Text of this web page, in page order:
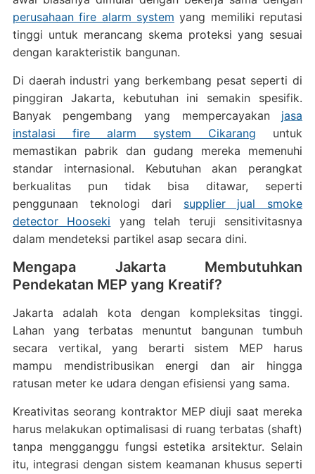
perusahaan fire alarm system yang memiliki reputasi
tinggi untuk merancang skema proteksi yang sesuai
dengan karakteristik bangunan.
Di daerah industri yang berkembang pesat seperti di
pinggiran Jakarta, kebutuhan ini semakin spesifik.
Banyak pengembang yang mempercayakan jasa
instalasi fire alarm system Cikarang untuk
memastikan pabrik dan gudang mereka memenuhi
standar internasional. Kebutuhan akan perangkat
berkualitas pun tidak bisa ditawar, seperti
penggunaan teknologi dari supplier jual smoke
detector Hooseki yang telah teruji sensitivitasnya
dalam mendeteksi partikel asap secara dini.
Mengapa Jakarta Membutuhkan
Pendekatan MEP yang Kreatif?
Jakarta adalah kota dengan kompleksitas tinggi.
Lahan yang terbatas menuntut bangunan tumbuh
secara vertikal, yang berarti sistem MEP harus
mampu mendistribusikan energi dan air hingga
ratusan meter ke udara dengan efisiensi yang sama.
Kreativitas seorang kontraktor MEP diuji saat mereka
harus melakukan optimalisasi di ruang terbatas (shaft)
tanpa mengganggu fungsi estetika arsitektur. Selain
itu, integrasi dengan sistem keamanan khusus seperti